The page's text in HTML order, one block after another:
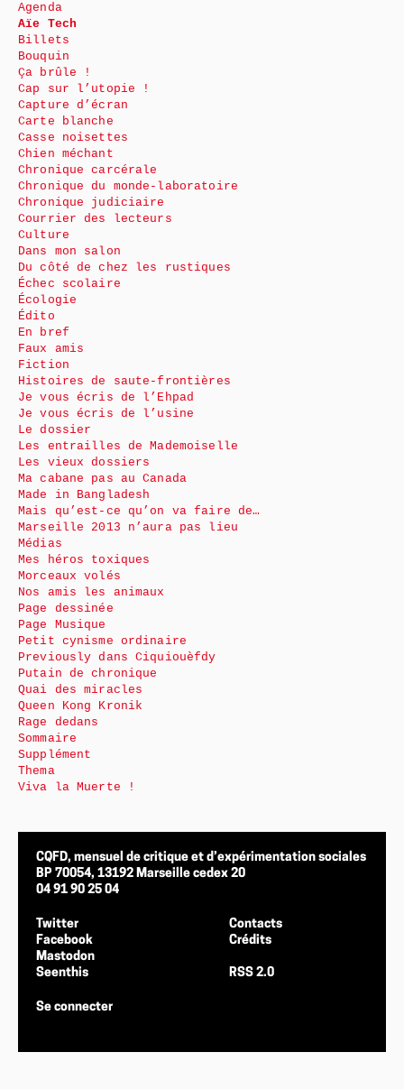
Agenda
Aïe Tech
Billets
Bouquin
Ça brûle !
Cap sur l’utopie !
Capture d’écran
Carte blanche
Casse noisettes
Chien méchant
Chronique carcérale
Chronique du monde-laboratoire
Chronique judiciaire
Courrier des lecteurs
Culture
Dans mon salon
Du côté de chez les rustiques
Échec scolaire
Écologie
Édito
En bref
Faux amis
Fiction
Histoires de saute-frontières
Je vous écris de l’Ehpad
Je vous écris de l’usine
Le dossier
Les entrailles de Mademoiselle
Les vieux dossiers
Ma cabane pas au Canada
Made in Bangladesh
Mais qu’est-ce qu’on va faire de…
Marseille 2013 n’aura pas lieu
Médias
Mes héros toxiques
Morceaux volés
Nos amis les animaux
Page dessinée
Page Musique
Petit cynisme ordinaire
Previously dans Ciquiouèfdy
Putain de chronique
Quai des miracles
Queen Kong Kronik
Rage dedans
Sommaire
Supplément
Thema
Viva la Muerte !
CQFD, mensuel de critique et d’expérimentation sociales
BP 70054, 13192 Marseille cedex 20
04 91 90 25 04
Twitter
Facebook
Mastodon
Seenthis
Contacts
Crédits
RSS 2.0
Se connecter